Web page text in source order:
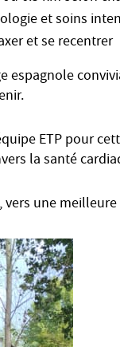
et soins
et se recentrer
espagnole
ETP pour
la santé
une